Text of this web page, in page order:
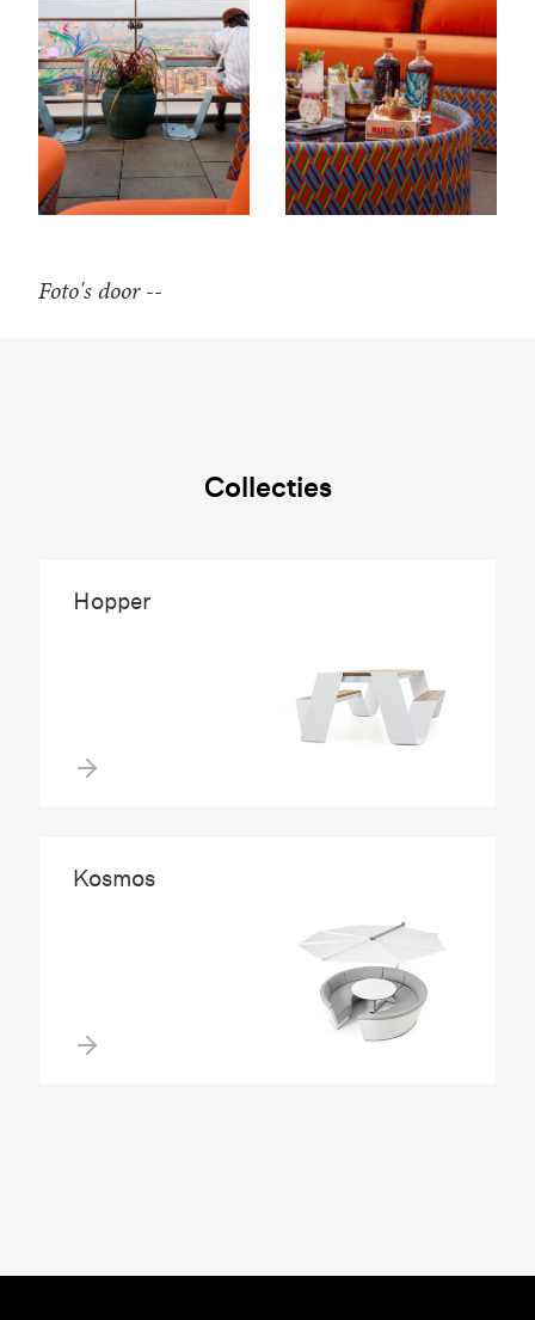
Foto's door --
Collecties
Hopper
Kosmos